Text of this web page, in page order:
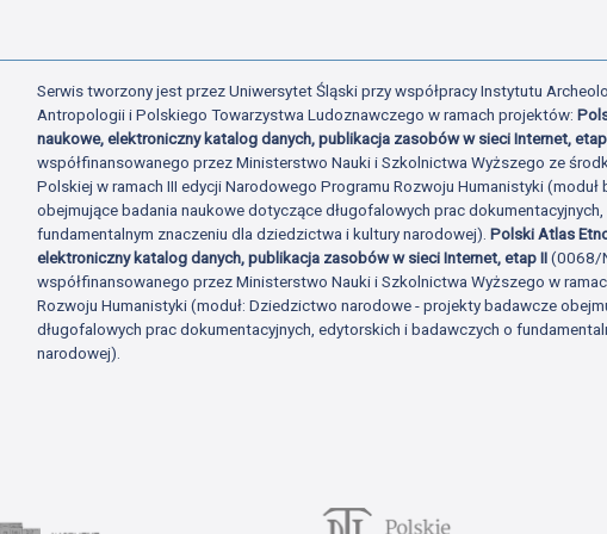
Profil Facebook
Serwis tworzony jest przez Uniwersytet Śląski przy współpracy Instytutu
Antropologii i Polskiego Towarzystwa Ludoznawczego w ramach projektów:
naukowe, elektroniczny katalog danych, publikacja zasobów w sieci Internet,
współfinansowanego przez Ministerstwo Nauki i Szkolnictwa Wyższego ze
Polskiej w ramach III edycji Narodowego Programu Rozwoju Humanistyki
obejmujące badania naukowe dotyczące długofalowych prac
fundamentalnym znaczeniu dla dziedzictwa i kultury narodowej).Polski Atlas
elektroniczny katalog danych, publikacja zasobów w sieci Internet, etap II(0068/
współfinansowanego przez Ministerstwo Nauki i Szkolnictwa Wyższego w
Rozwoju Humanistyki (moduł: Dziedzictwo narodowe - projekty badawcze
długofalowych prac dokumentacyjnych, edytorskich i badawczych o
narodowej).